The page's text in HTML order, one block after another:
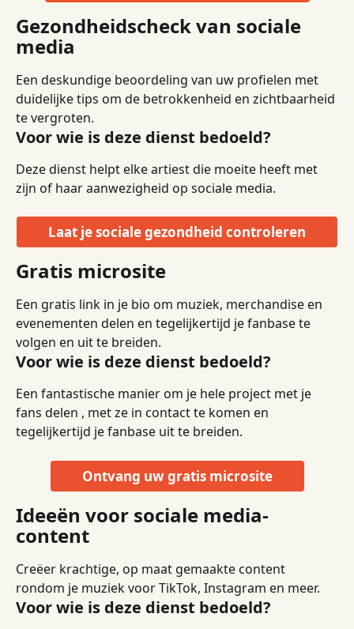
Gezondheidscheck van sociale
media
Een deskundige beoordeling van uw profielen met
duidelijke tips om de betrokkenheid en zichtbaarheid
te vergroten.
Voor wie is deze dienst bedoeld?
Deze dienst helpt elke artiest die moeite heeft met
zijn of haar aanwezigheid op sociale media.
Laat je sociale gezondheid controleren
Gratis microsite
Een gratis link in je bio om muziek, merchandise en
evenementen delen en tegelijkertijd je fanbase te
volgen en uit te breiden.
Voor wie is deze dienst bedoeld?
Een fantastische manier om je hele project met je
fans delen , met ze in contact te komen en
tegelijkertijd je fanbase uit te breiden.
Ontvang uw gratis microsite
Ideeën voor sociale media-
content
Creëer krachtige, op maat gemaakte content
rondom je muziek voor TikTok, Instagram en meer.
Voor wie is deze dienst bedoeld?